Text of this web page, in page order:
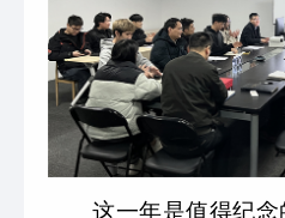
这一年是值得纪